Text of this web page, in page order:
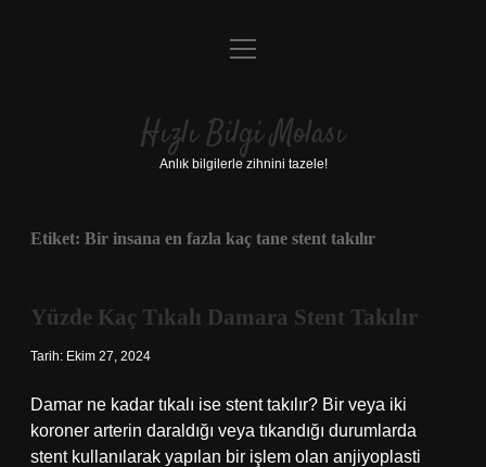
Anasayfa
Yasal Uyarı
menüyü
Hızlı Bilgi Molası
Anlık bilgilerle zihnini tazele!
Etiket: Bir insana en fazla kaç tane stent takılır
Yüzde Kaç Tıkalı Damara Stent Takılır
Tarih: Ekim 27, 2024
Damar ne kadar tıkalı ise stent takılır? Bir veya iki
koroner arterin daraldığı veya tıkandığı durumlarda
stent kullanılarak yapılan bir işlem olan anjiyoplasti